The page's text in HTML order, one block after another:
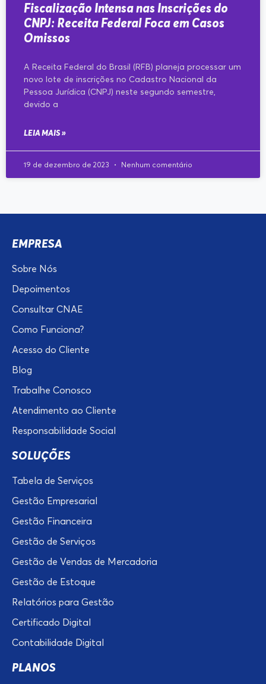
Fiscalização Intensa nas Inscrições do
CNPJ: Receita Federal Foca em Casos
Omissos
A Receita Federal do Brasil (RFB) planeja processar um
novo lote de inscrições no Cadastro Nacional da
Pessoa Jurídica (CNPJ) neste segundo semestre,
devido a
LEIA MAIS »
19 de dezembro de 2023 Nenhum comentário
EMPRESA
Sobre Nós
Depoimentos
Consultar CNAE
Como Funciona?
Acesso do Cliente
Blog
Trabalhe Conosco
Atendimento ao Cliente
Responsabilidade Social
SOLUÇÕES
Tabela de Serviços
Gestão Empresarial
Gestão Financeira
Gestão de Serviços
Gestão de Vendas de Mercadoria
Gestão de Estoque
Relatórios para Gestão
Certificado Digital
Contabilidade Digital
PLANOS